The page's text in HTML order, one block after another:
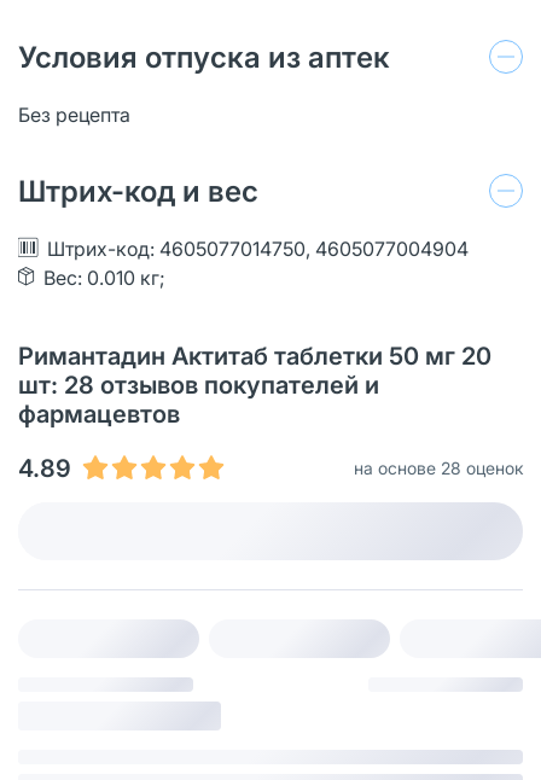
Условия отпуска из аптек
Без рецепта
Штрих-код и вес
Штрих-код: 4605077014750, 4605077004904
Вес: 0.010 кг;
Римантадин Актитаб таблетки 50 мг 20
шт: 28 отзывов покупателей и
фармацевтов
4.89
на основе 28 оценок